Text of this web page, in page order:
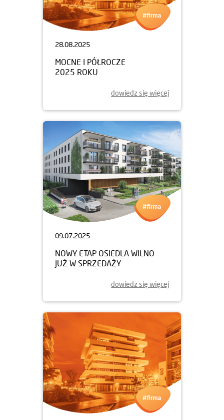
28.08.2025
MOCNE I PÓŁROCZE
2025 ROKU
dowiedz się więcej
09.07.2025
NOWY ETAP OSIEDLA WILNO
JUŻ W SPRZEDAŻY
dowiedz się więcej